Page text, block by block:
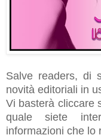
Salve readers, di
novità editoriali in
Vi basterà cliccare
quale siete
informazioni che lo